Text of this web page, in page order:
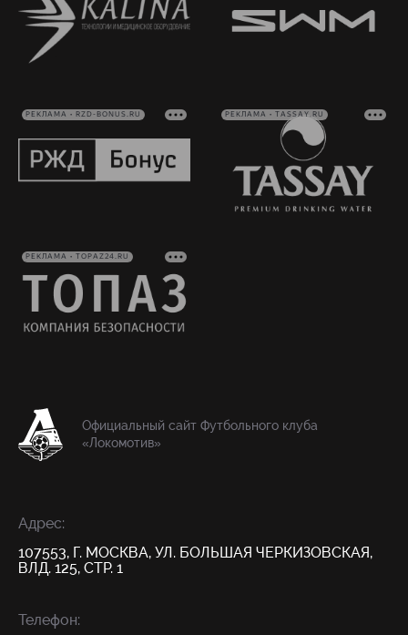
РЕКЛАМА • RZD-BONUS.RU РЕКЛАМА • TASSAY.RU
РЕКЛАМА • TOPAZ24.RU
Официальный сайт Футбольного клуба
«Локомотив»
Адрес:
107553, Г. МОСКВА, УЛ. БОЛЬШАЯ ЧЕРКИЗОВСКАЯ,
ВЛД. 125, СТР. 1
Телефон: